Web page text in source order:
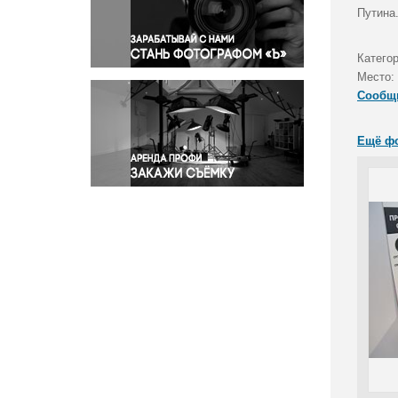
Правосудие
Происшествия и конфликты
Религия
Светская жизнь
Спорт
Экология
Экономика и бизнес
Путина.
Место:
Ещё